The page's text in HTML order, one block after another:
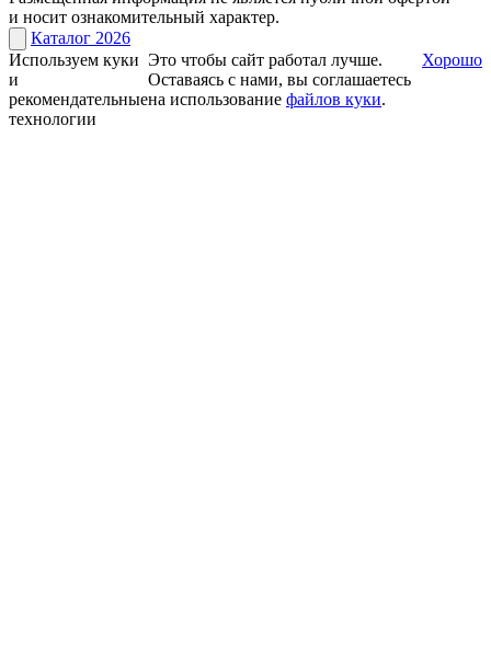
и носит ознакомительный характер.
Каталог 2026
Используем куки
и
рекомендательные
технологии
Это чтобы сайт работал лучше.
Оставаясь с нами, вы соглашаетесь
на использование файлов куки.
Хорошо